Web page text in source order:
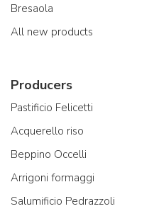
Bresaola
All new products
Producers
Pastificio Felicetti
Acquerello riso
Beppino Occelli
Arrigoni formaggi
Salumificio Pedrazzoli